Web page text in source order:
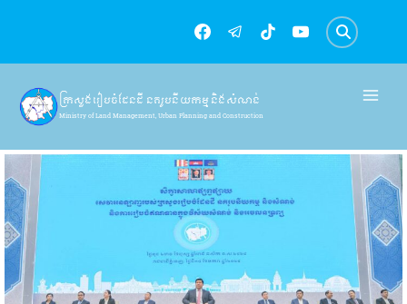
content
ក្រសួងរៀបចំដែនដី នគរូបនីយកម្ម និងសំណង់
Ministry of Land Management, Urban Planning and Construction